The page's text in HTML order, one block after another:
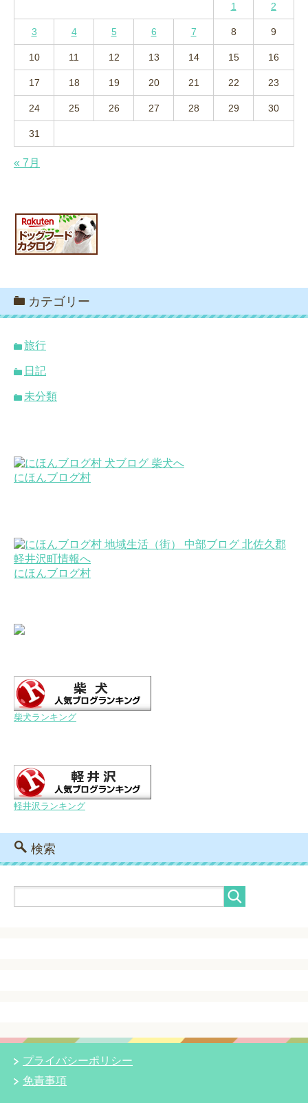
1 2
3 4 5 6 7 8 9
10 11 12 13 14 15 16
17 18 19 20 21 22 23
24 25 26 27 28 29 30
31
« 7月
カテゴリー
旅行
日記
未分類
にほんブログ村
にほんブログ村
柴犬ランキング
軽井沢ランキング
検索
プライバシーポリシー
免責事項